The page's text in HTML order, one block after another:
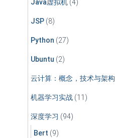
Java虚拟机 (4)
JSP (8)
Python (27)
Ubuntu (2)
云计算：概念，技术与架构
机器学习实战 (11)
深度学习 (94)
Bert (9)